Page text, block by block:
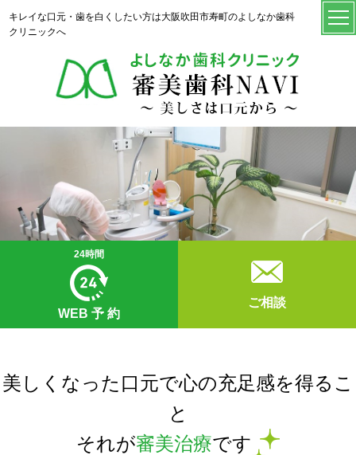
キレイな口元・歯を白くしたい方は大阪吹田市寿町のよしなか歯科
クリニックへ
24時間
WEB 予 約
ご相談
美しくなった口元で心の充足感を得るこ
と
それが審美治療です